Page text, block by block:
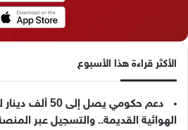
الأكثر قراءة هذا الأسبوع
دعم حكومي يصل
الهوائية القديمة.. والتسجيل عبر